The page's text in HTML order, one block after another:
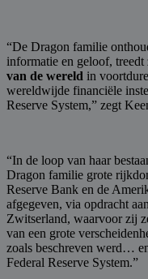
“De Dragon familie
informatie en geloof, treedt
van de wereld in
wereldwijde financiële
Reserve System,” zegt
“In de loop van haar
Dragon familie grote
Reserve Bank en de
afgegeven, via opdracht
Zwitserland, waarvoor zij
van een grote
zoals beschreven werd…
Federal Reserve System.”